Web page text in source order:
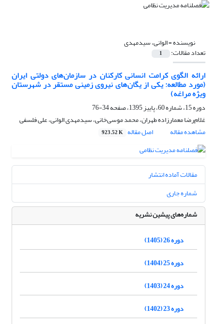
نویسنده =الوانی، سیدمهدی
تعداد مقالات: 1
ارائه الگوی کرامت انسانی کارکنان در سازمان‌های دولتی ایران
(مورد مطالعه: یکی از یگان‌های نیروی زمینی مستقر در شهرستان
ویژه مراغه)
دوره 15، شماره 60، پاییز 1395، صفحه
34-76
غلام‌رضا معمارزاده طهران، محمد موسی‌خانی، سیدمهدی الوانی، علی فلسفی
مشاهده مقاله
اصل مقاله 923.52 K
مقالات آماده انتشار
شماره جاری
شماره‌های پیشین نشریه
دوره 26 (1405)
دوره 25 (1404)
دوره 24 (1403)
دوره 23 (1402)